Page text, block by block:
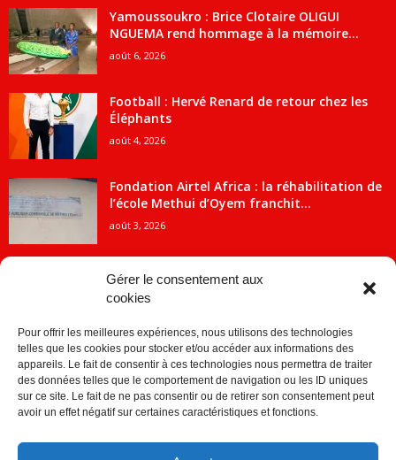
Gérer le consentement aux
cookies
Pour offrir les meilleures expériences, nous utilisons des technologies
telles que les cookies pour stocker et/ou accéder aux informations des
appareils. Le fait de consentir à ces technologies nous permettra de traiter
des données telles que le comportement de navigation ou les ID uniques
sur ce site. Le fait de ne pas consentir ou de retirer son consentement peut
avoir un effet négatif sur certaines caractéristiques et fonctions.
Yamoussoukro : Brice Clotaire OLIGUI
NGUEMA rend hommage à la mémoire...
août 6, 2026
Football : Hervé Renard de retour chez les
Éléphants
août 4, 2026
Fondation Airtel Africa : la réhabilitation de
l’école Methui d’Oyem franchit...
août 3, 2026
CATÉGORIE POPULAIRE
ACTUALITES
Economie 2091
1840
Société
Sport
859